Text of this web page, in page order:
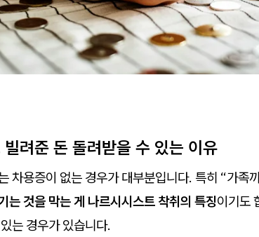
려준 돈 돌려받을 수 있는 이유
차용증이 없는 경우가 대부분입니다. 특히 “가족
는 것을 막는 게 나르시시스트 착취의 특징이기도
는 경우가 있습니다.